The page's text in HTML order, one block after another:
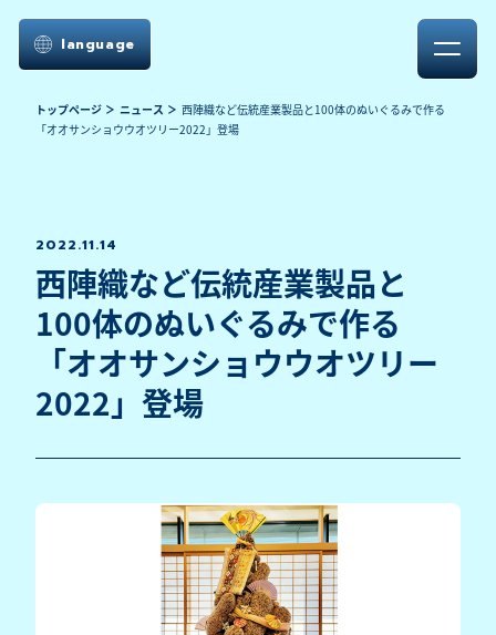
language
トップページ ニュース
西陣織など伝統産業製品と100体のぬいぐるみで作る
「オオサンショウウオツリー2022」登場
2022.11.14
西陣織など伝統産業製品と
100体のぬいぐるみで作る
「オオサンショウウオツリー
2022」登場